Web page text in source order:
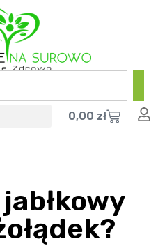
0,00 zł